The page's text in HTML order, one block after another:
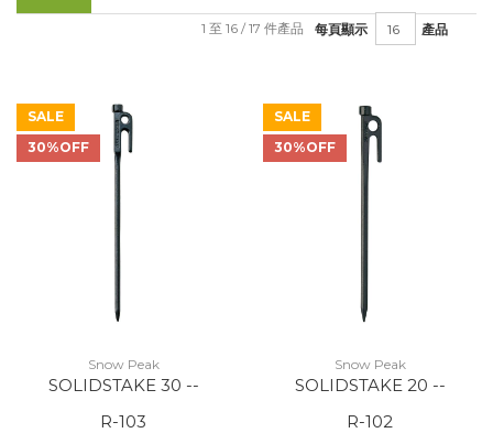
每頁顯示 產品
1 至 16 / 17 件產品
SALE
30%OFF
Snow Peak
SOLIDSTAKE 30 --
R-103
SALE
30%OFF
Snow Peak
SOLIDSTAKE 20 --
R-102